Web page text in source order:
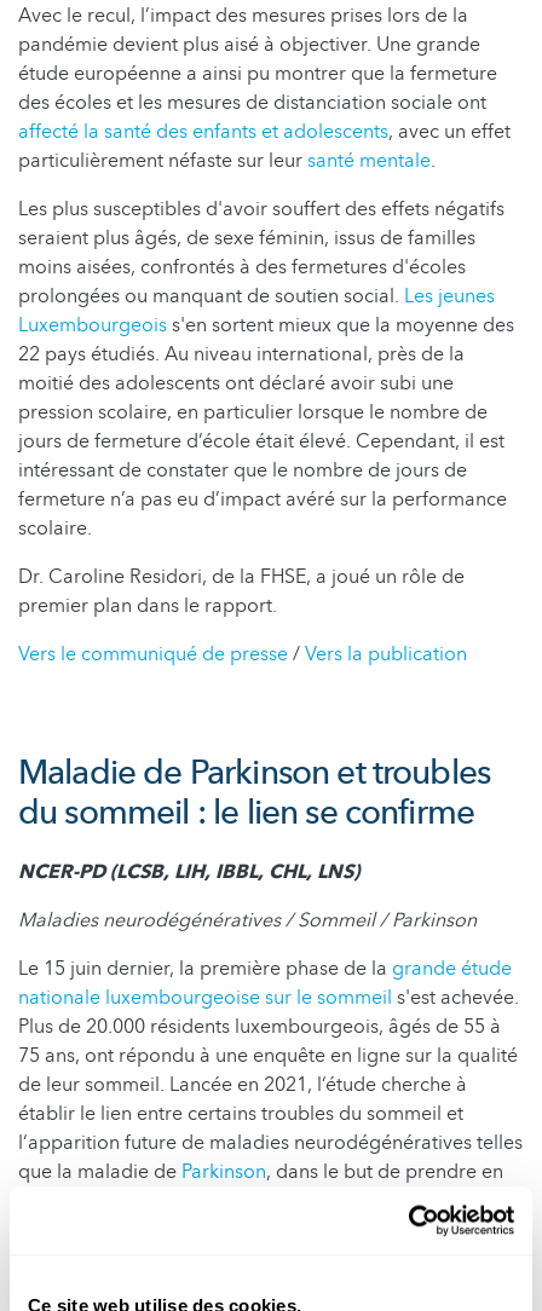
Ce site web utilise des cookies.
Avec le recul, l’impact des mesures prises lors de la
pandémie devient plus aisé à objectiver. Une grande
étude européenne a ainsi pu montrer que la fermeture
des écoles et les mesures de distanciation sociale ont
affecté la santé des enfants et adolescents, avec un effet
particulièrement néfaste sur leursanté mentale.
Les plus susceptibles d'avoir souffert des effets négatifs
seraient plus âgés, de sexe féminin, issus de familles
moins aisées, confrontés à des fermetures d'écoles
prolongées ou manquant de soutien social. Les jeunes
Luxembourgeoiss'en sortent mieux que la moyenne des
22 pays étudiés. Au niveau international, près de la
moitié des adolescents ont déclaré avoir subi une
pression scolaire, en particulier lorsque le nombre de
jours de fermeture d’école était élevé. Cependant, il est
intéressant de constater que le nombre de jours de
fermeture n’a pas eu d’impact avéré sur la performance
scolaire.
Dr. Caroline Residori, de la FHSE, a joué un rôle de
premier plan dans le rapport.
Vers le communiqué de presse/Vers la publication
Maladie de Parkinson et troubles
du sommeil : le lien se confirme
NCER-PD (LCSB, LIH, IBBL, CHL, LNS)
Maladies neurodégénératives / Sommeil / Parkinson
Le 15 juin dernier, la première phase de la grande étude
nationale luxembourgeoise sur le sommeil s'est achevée.
Plus de 20.000 résidents luxembourgeois, âgés de 55 à
75 ans, ont répondu à une enquête en ligne sur la qualité
de leur sommeil. Lancée en 2021, l‘étude cherche à
établir le lien entre certains troubles du sommeil et
l‘apparition future de maladies neurodégénératives telles
que la maladie de Parkinson, dans le but de prendre en
charge précocement ces patients, dépister et développer